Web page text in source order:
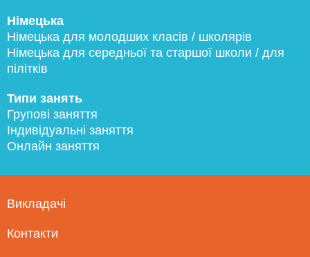
Німецька
Німецька для молодших класів / школярів
Німецька для середньої та старшої школи / для
пілітків
Типи занять
Групові заняття
Індивідуальні заняття
Онлайн заняття
Викладачі
Контакти